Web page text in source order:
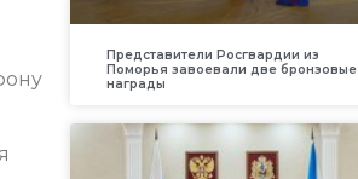
Представители Росгвардии из
Поморья завоевали две бронзовые
награды